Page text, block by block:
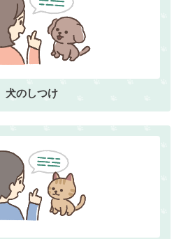
犬のしつけ